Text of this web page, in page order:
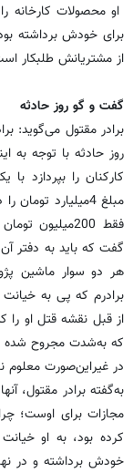
او محصولات کارخانه
برای خودش برداشته
از مشتریانش طلبکار
گفت و گو روز حادثه
برادر مقتول می‌گوید:
روز حادثه با توجه به
کارکنان را بپردازد
مبلغ 4میلیارد
فقط
گفت که باید به دفتر
برادرم که پی به
از قبل نقشه قتل او را
که به‌شدت مجروح شده
در غیراین‌صورت معلوم
به‌گفته برادر مقتول،
مجازات برای اوست؛
کرده بود، به او
خودش برداشته و در